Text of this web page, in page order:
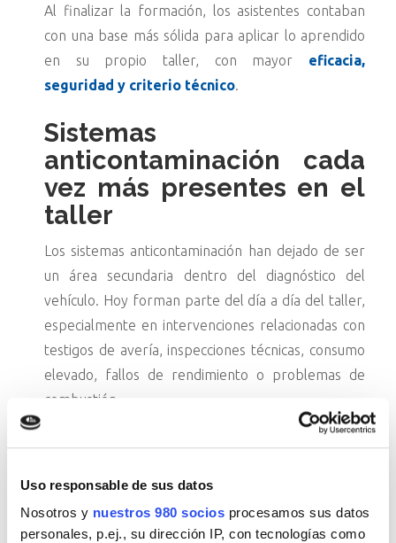
Uso responsable de sus datos
Nosotros y nuestros 980 socios procesamos sus datos
personales, p.ej., su dirección IP, con tecnologías como
Al finalizar la formación, los asistentes contaban
con una base más sólida para aplicar lo aprendido
en su propio taller, con mayor eficacia,
seguridad y criterio técnico.
Sistemas
anticontaminación cada
vez más presentes en el
taller
Los sistemas anticontaminación han dejado de ser
un área secundaria dentro del diagnóstico del
vehículo. Hoy forman parte del día a día del taller,
especialmente en intervenciones relacionadas con
testigos de avería, inspecciones técnicas, consumo
elevado, fallos de rendimiento o problemas de
combustión.
Elementos como elcatalizador, lassondas
asociados al control de emisiones requieren una
interpretación técnica precisa.